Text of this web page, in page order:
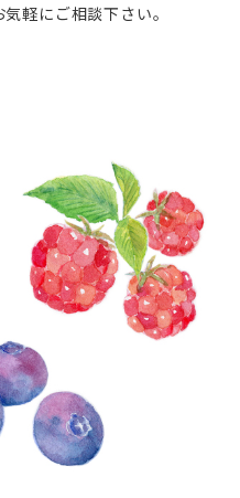
軽にご相談下さい。